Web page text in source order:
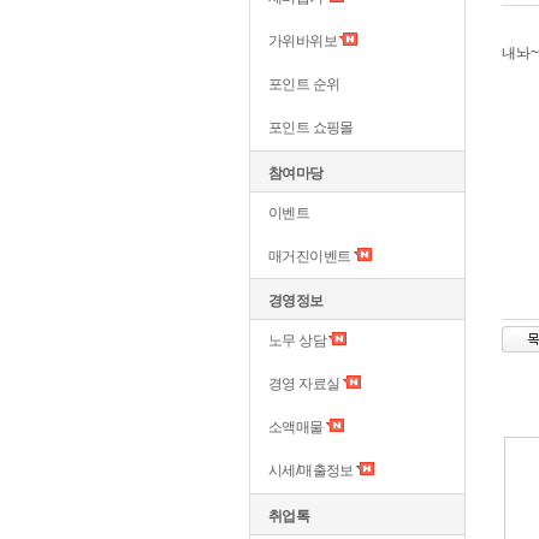
가위바위보
포인트 순위
포인트 쇼핑몰
참여마당
이벤트
매거진이벤트
경영정보
노무 상담
경영 자료실
소액매물
시세/매출정보
취업톡
내놔